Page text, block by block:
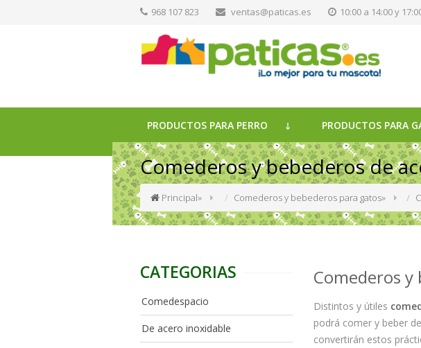
968 107 823 ventas@paticas.es 10:00 a 14:00 y
PRODUCTOS PARA PERRO PRODUCTOS PARA
Comederos y bebederos de
Principal» Comederos y bebederos para gatos»
CATEGORIAS
Comedespacio
De acero inoxidable
Comederos
Distintos y útiles
podrá comer y beber
convertirán estos